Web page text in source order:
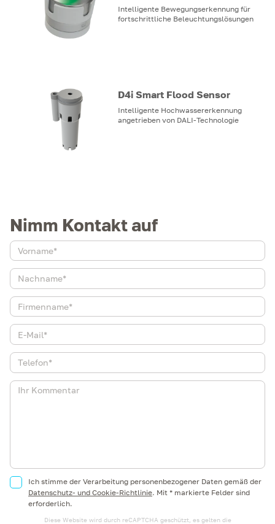
Intelligente Bewegungserkennung für
fortschrittliche Beleuchtungslösungen
D4i Smart Flood Sensor
Intelligente Hochwassererkennung
angetrieben von DALI-Technologie
Nimm Kontakt auf
Ich stimme der Verarbeitung personenbezogener Daten gemäß der
Datenschutz- und Cookie-Richtlinie. Mit * markierte Felder sind
erforderlich.
Diese Website wird durch reCAPTCHA geschützt, es gelten die